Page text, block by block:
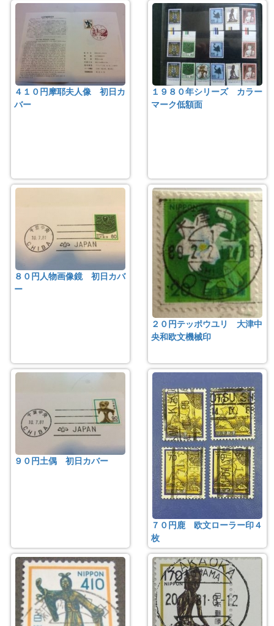
４１０円摩耶夫人像 初日カ
バー
１９８０年シリーズ カラー
マーク低額面
８０円人物画像鏡 初日カバ
ー
２０円テッポウユリ 大津中
央和欧文機械印
９０円土偶 初日カバー
７０円鹿 欧文ローラー印４
枚